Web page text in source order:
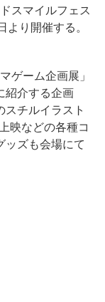
スマイルフェス
り開催する。
ゲーム企画展」
紹介する企画
スチルイラスト
映などの各種コ
ッズも会場にて